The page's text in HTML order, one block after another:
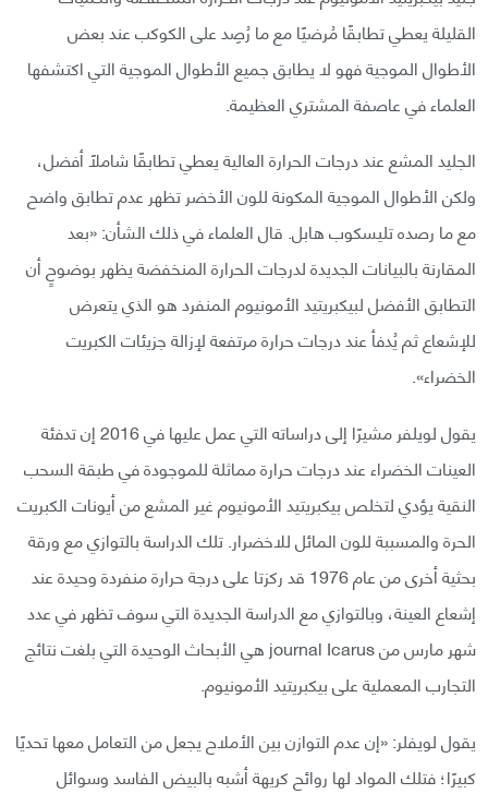
القليلة يعطي ‏تطابقًا مُرضيًا مع ما رُصِد على الكوكب عند بعض
الأطوال الموجية فهو لا يطابق جميع ‏الأطوال الموجية التي اكتشفها
العلماء في عاصفة المشتري العظيمة.‏
الجليد المشع عند درجات الحرارة العالية يعطي تطابقًا شاملًا أفضل،
ولكن الأطوال الموجية المكونة للون ‏الأخضر تظهر عدم تطابق واضح
مع ما رصده تليسكوب هابل.‏ قال العلماء في ذلك الشأن: «بعد
المقارنة بالبيانات الجديدة لدرجات الحرارة المنخفضة يظهر بوضوحٍ أن
التطابق الأفضل ‏لبيكبريتيد الأمونيوم المنفرد هو الذي يتعرض
للإشعاع ثم يُدفأ عند درجات حرارة مرتفعة ‏لإزالة جزيئات الكبريت
الخضراء».
يقول لويلفر مشيرًا إلى دراساته التي عمل عليها في 2016 إن تدفئة
العينات الخضراء عند درجات ‏حرارة مماثلة للموجودة في طبقة السحب
النقية يؤدي لتخلص بيكبريتيد الأمونيوم غير المشع من ‏أيونات الكبريت
الحرة والمسببة للون المائل للاخضرار. تلك الدراسة بالتوازي مع ورقة
بحثية أخرى من عام 1976 قد ركزتا على درجة حرارة منفردة وحيدة عند
‏إشعاع العينة، وبالتوازي مع الدراسة الجديدة التي سوف تظهر في عدد
شهر مارس من journal Icarus هي الأبحاث الوحيدة التي بلغت نتائج
التجارب المعملية على بيكبريتيد الأمونيوم.‏
يقول لويفلر: «إن عدم التوازن بين الأملاح يجعل من التعامل معها تحديًا
كبيرًا؛ فتلك المواد لها روائح كريهة أشبه بالبيض الفاسد وسوائل